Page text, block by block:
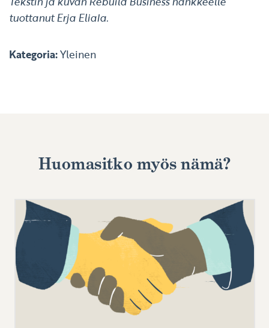
tuottanut Erja Eliala.
Kategoria:Yleinen
Huomasitko myös nämä?